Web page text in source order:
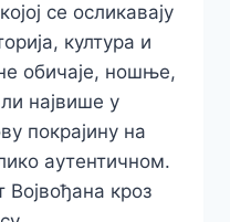
се осликавају
култура и
обичаје, ношње,
највише у
покрајину на
аутентичном.
Војвођана кроз